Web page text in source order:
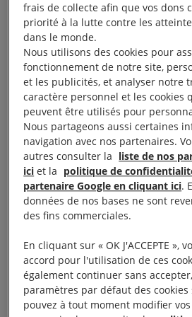
l’Homme de l’ONU va tenir une
novembre sur la détérioration des
Vous pouvez la suivre ici. Un temps
la voie à la demande d’un
d’enquête. Iraniennes, Iraniens, nous
vos côtés.
Les manifestations qui ont
réaction à la mort en détention
de 22 ans, Mahsa Amini, sont
violence par les autorités
Le 13 septembre 2022, Mahsa
iranienne, visitait Téhéran avec
qu’elle a été arrêtée par la
frais de collecte afin que vos dons
priorité à la lutte contre les
dans le monde.
Nous utilisons des cookies pour
fonctionnement de notre site,
et les publicités, et analyser notre
caractère personnel et les cookies
peuvent être utilisés pour
Nous partageons aussi certaines
navigation avec nos partenaires.
autres consulter la liste de nos
ici et la politique de
partenaire Google en cliquant ici.
données de nos bases ne sont
des fins commerciales.
En cliquant sur « OK J'ACCEPTE »,
accord pour l'utilisation de ces
également continuer sans
paramètres par défaut des
pouvez à tout moment modifier